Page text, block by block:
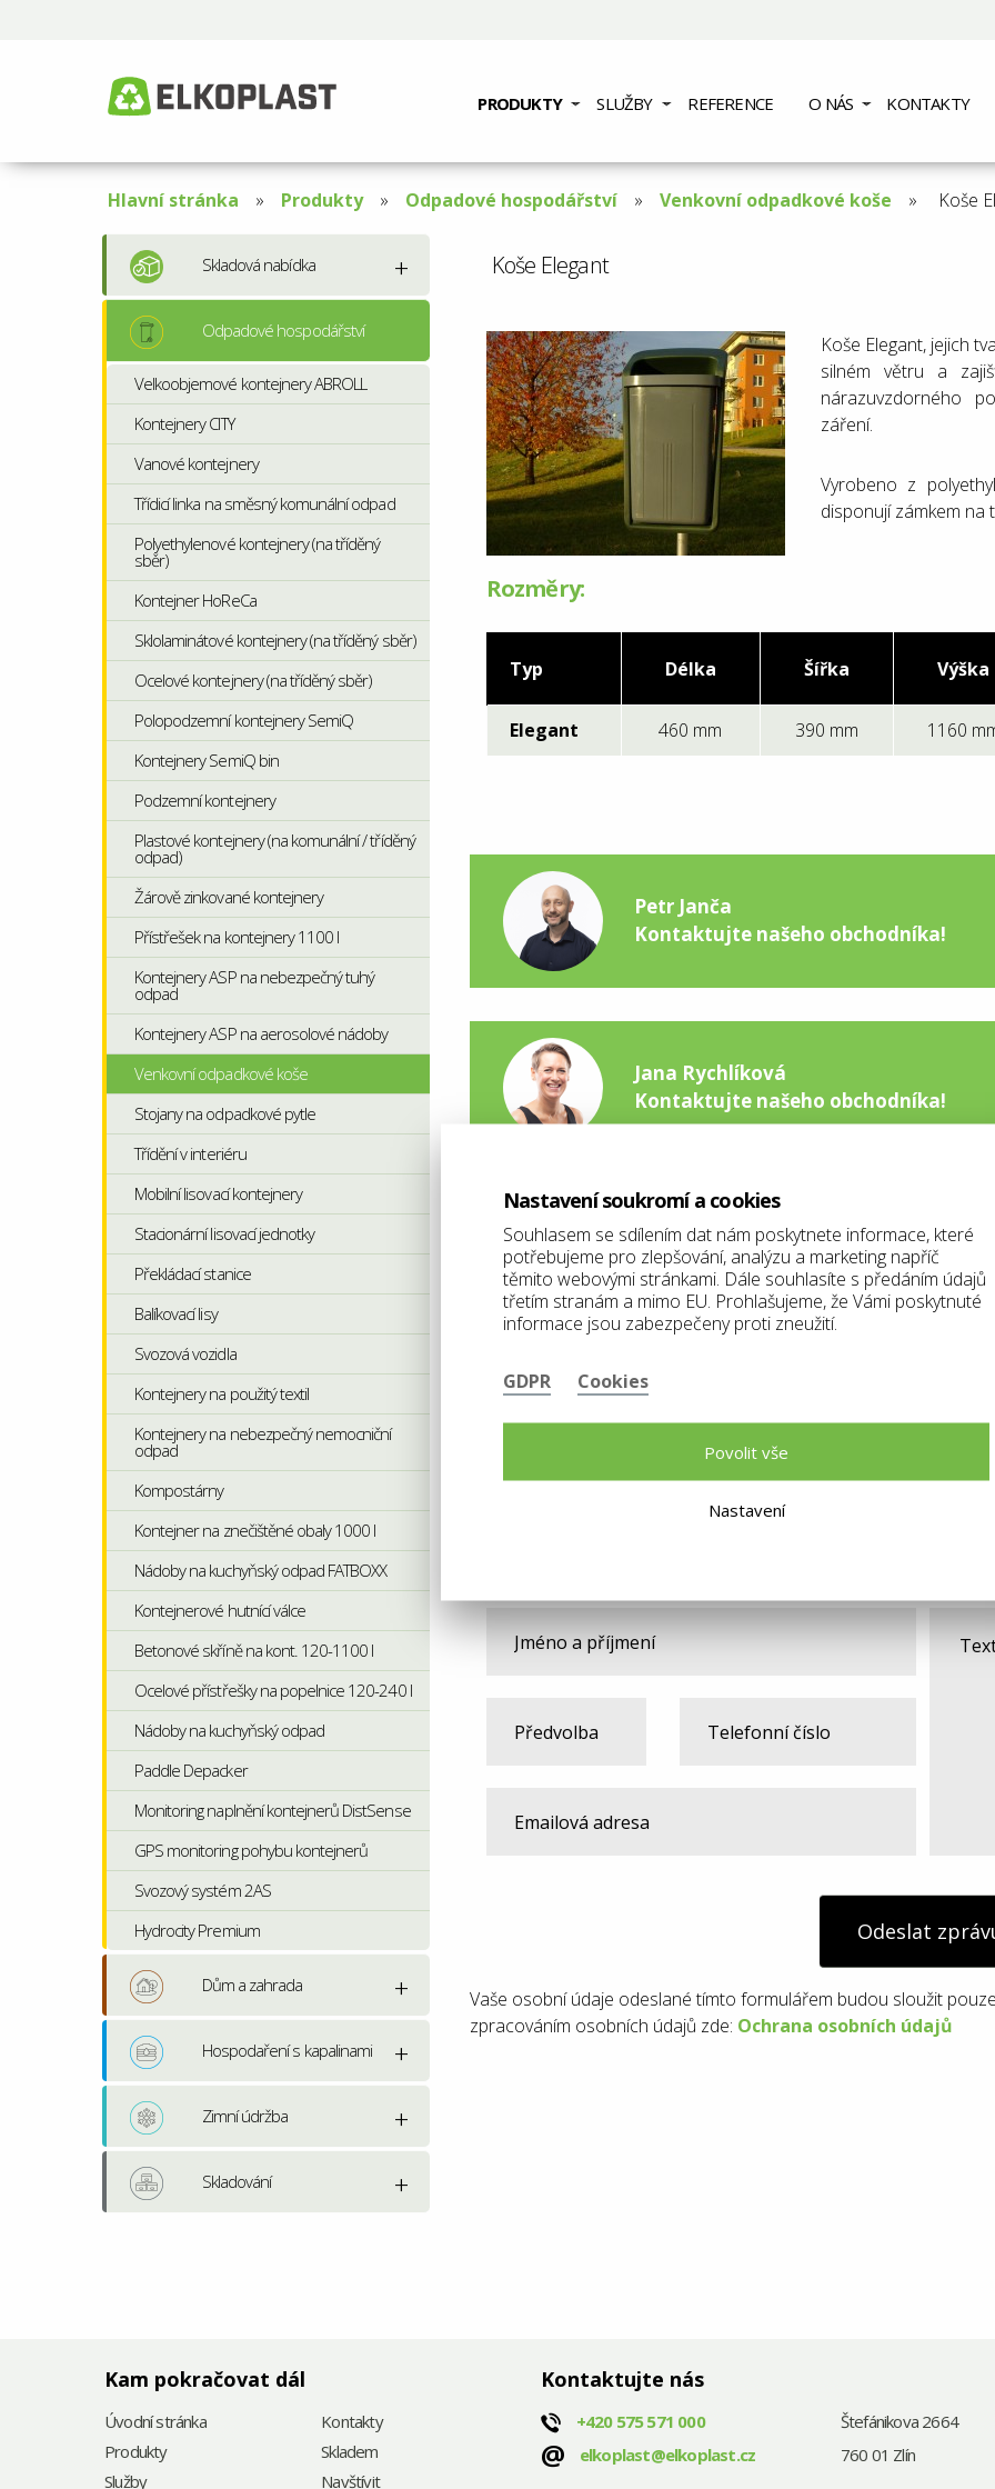
PRODUKTY SLUŽBY REFERENCE O NÁS KONTAKTY
Hlavní stránka Produkty Odpadové hospodářství Venkovní odpadkové koše Koše
Skladová nabídka
Odpadové hospodářství
Velkoobjemové kontejnery ABROLL
Kontejnery CITY
Vanové kontejnery
Třídicí linka na směsný komunální odpad
Polyethylenové kontejnery (na tříděný
sběr)
Kontejner HoReCa
Sklolaminátové kontejnery (na tříděný sběr)
Ocelové kontejnery (na tříděný sběr)
Polopodzemní kontejnery SemiQ
Kontejnery SemiQ bin
Podzemní kontejnery
Plastové kontejnery (na komunální / tříděný
odpad)
Žárově zinkované kontejnery
Přístřešek na kontejnery 1100 l
Kontejnery ASP na nebezpečný tuhý
odpad
Kontejnery ASP na aerosolové nádoby
Venkovní odpadkové koše
Stojany na odpadkové pytle
Třídění v interiéru
Mobilní lisovací kontejnery
Stacionární lisovací jednotky
Překládací stanice
Balíkovací lisy
Svozová vozidla
Kontejnery na použitý textil
Kontejnery na nebezpečný nemocniční
odpad
Kompostárny
Kontejner na znečištěné obaly 1000 l
Nádoby na kuchyňský odpad FATBOXX
Kontejnerové hutnící válce
Betonové skříně na kont. 120-1100 l
Ocelové přístřešky na popelnice 120-240 l
Nádoby na kuchyňský odpad
Paddle Depacker
Monitoring naplnění kontejnerů DistSense
GPS monitoring pohybu kontejnerů
Svozový systém 2AS
Hydrocity Premium
Dům a zahrada
Hospodaření s kapalinami
Zimní údržba
Skladování
Koše Elegant
Koše Elegant, jejich
silném větru a
nárazuvzdorného
záření.
Vyrobeno z
disponují zámkem na
Rozměry:
Typ Délka Šířka Výška
Elegant 460 mm 390 mm 1160
Petr Janča
Kontaktujte našeho obchodníka!
Jana Rychlíková
Kontaktujte našeho obchodníka!
Jan Horálek
Kontaktujte našeho obchodníka!
Odeslat
Vaše osobní údaje odeslané tímto formulářem budou sloužit
zpracováním osobních údajů zde: Ochrana osobních údajů
Kam pokračovat dál
Úvodní stránka
Produkty
Služby
Kontakty
Skladem
Navštívit
Kontaktujte nás
+420 575 571 000
@ elkoplast@elkoplast.cz
Štefánikova 2664
760 01 Zlín
Nastavení soukromí a cookies
Souhlasem se sdílením dat nám poskytnete informace, které
potřebujeme pro zlepšování, analýzu a marketing napříč
těmito webovými stránkami. Dále souhlasíte s předáním údajů
třetím stranám a mimo EU. Prohlašujeme, že Vámi poskytnuté
informace jsou zabezpečeny proti zneužití.
GDPR Cookies
Povolit vše
Nastavení